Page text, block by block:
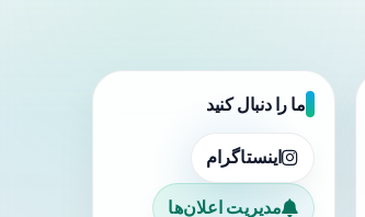
ما را دنبال کنید
اینستاگرام
مدیریت اعلان‌ها